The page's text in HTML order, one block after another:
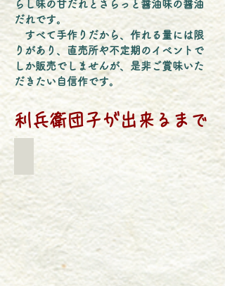
らし味の甘だれとさらっと醤油味の醤油
だれです。
すべて手作りだから、作れる量には限
りがあり、直売所や不定期のイベントで
しか販売でしませんが、是非ご賞味いた
だきたい自信作です。
​利兵衛団子が出来るまで
横山さんのコシヒカリ